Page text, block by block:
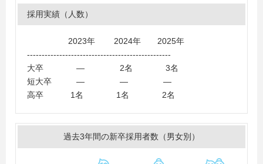
部大学、金城学院大学、名古屋商科大学、岐阜聖徳学園
大学、長浜バイオ大学、朝日大学、愛媛大学
採用実績（人数）
2023年 2024年 2025年
-------------------------------------------------
大卒 ― 2名 3名
短大卒 ― ― ―
高卒 1名 1名 2名
過去3年間の新卒採用者数（男女別）